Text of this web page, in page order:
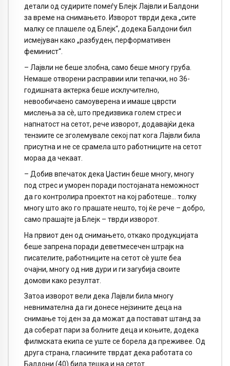
детали од судирите помеѓу Блејк Лајвли и Балдони
за време на снимањето. Изворот тврди дека „сите
малку се плашеле од Блејк“, додека Балдони бил
исмејуван како „разбуден, перформативен
феминист“.
– Лајвли не беше злобна, само беше многу груба.
Немаше отворени расправии или тепачки, но 36-
годишната актерка беше исклучително,
невообичаено самоуверена и имаше цврсти
мислења за сè, што предизвика голем стрес и
напнатост на сетот, рече изворот, додавајќи дека
тензиите се зголемувале секој пат кога Лајвли била
присутна и не се срамела што работниците на сетот
мораа да чекаат.
– Добив впечаток дека Џастин беше многу, многу
под стрес и уморен поради постојаната неможност
да го контролира проектот на кој работеше… толку
многу што ако го прашате нешто, тој ќе рече – добро,
само прашајте ја Блејк – тврди изворот.
На првиот ден од снимањето, откако продукцијата
беше запрена поради деветмесечен штрајк на
писателите, работниците на сетот сè уште беа
очајни, многу од нив дури и ги загубија своите
домови како резултат.
Затоа изворот вели дека Лајвли била многу
невнимателна да ги донесе нејзините деца на
снимање тој ден за да можат да постават штанд за
да соберат пари за болните деца и коњите, додека
филмската екипа се уште се борела да преживее. Од
друга страна, гласините тврдат дека работата со
Балдони (40) била тешка и на сетот.